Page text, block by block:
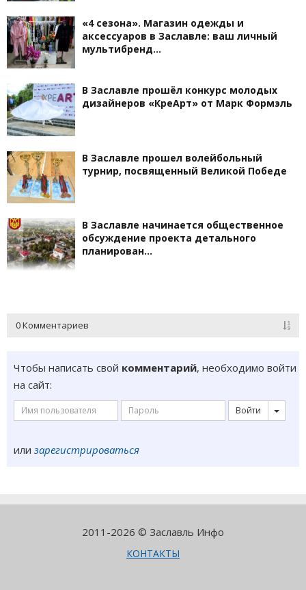
«4 сезона». Магазин одежды и
аксессуаров в Заславле: ваш личный
мультибренд…
В Заславле прошёл конкурс молодых
дизайнеров «КреАрт» от Марк Формэль
В Заславле прошел волейбольный
турнир, посвященный Великой Победе
В Заславле начинается общественное
обсуждение проекта детального
планирован…
0 Комментариев
Чтобы написать свой комментарий, необходимо войти
на сайт:
Войти
или зарегистрироваться
2011-2026 © Заславль Инфо
КОНТАКТЫ